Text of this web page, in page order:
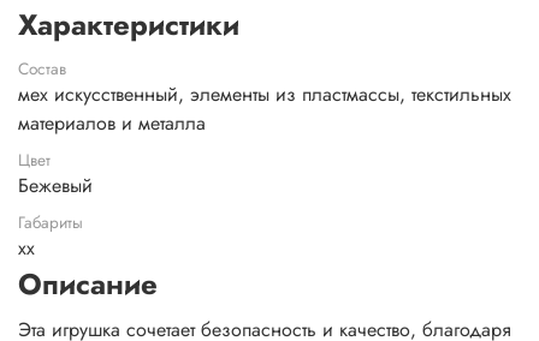
Характеристики
Состав
мех искусственный, элементы из пластмассы, текстильных
материалов и металла
Цвет
Бежевый
Габариты
xx
Описание
Эта игрушка сочетает безопасность и качество, благодаря